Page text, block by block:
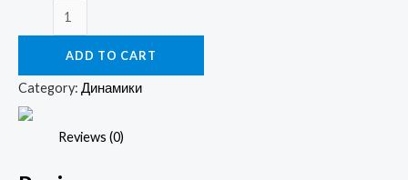
динамик
iphone
quantityADD TO CART
Category: Динамики
Reviews (0)